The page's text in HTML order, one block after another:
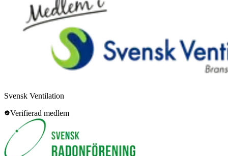
Svensk Ventilation
Verifierad medlem